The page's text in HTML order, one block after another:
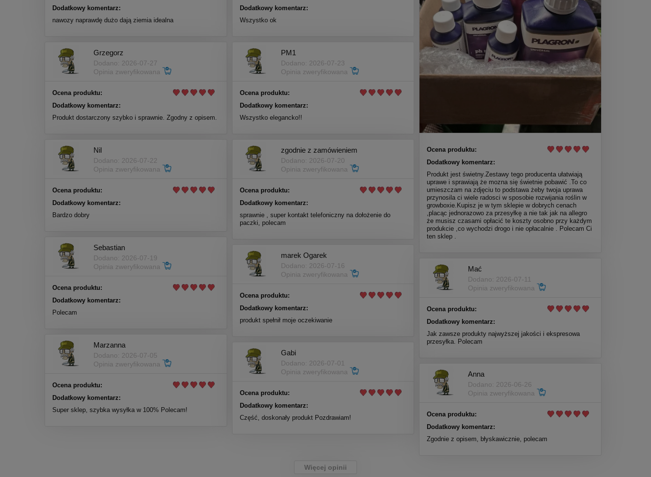
Ocena produktu:
Dodatkowy komentarz:
Produkt jest świetny.Zestawy tego producenta ułatwiają
uprawe i sprawiają że mozna się świetnie pobawić .To co
umieszczam na zdjęciu to podstawa żeby twoja uprawa
przynosila ci wiele radosci w sposobie rozwijania roślin w
growboxie.Kupisz je w tym sklepie w dobrych cenach
,placąc jednorazowo za przesyłkę a nie tak jak na allegro
że musisz czasami opłacić te koszty osobno przy każdym
produkcie ,co wychodzi drogo i nie opłacalnie . Polecam Ci
ten sklep .
Dodatkowy komentarz:
nawozy naprawdę dużo dają ziemia idealna
Dodatkowy komentarz:
Wszystko ok
Grzegorz
Dodano: 2026-07-27
Opinia zweryfikowana
Ocena produktu:
Dodatkowy komentarz:
Produkt dostarczony szybko i sprawnie. Zgodny z opisem.
PM1
Dodano: 2026-07-23
Opinia zweryfikowana
Ocena produktu:
Dodatkowy komentarz:
Wszystko elegancko!!
Nil
Dodano: 2026-07-22
Opinia zweryfikowana
Ocena produktu:
Dodatkowy komentarz:
Bardzo dobry
zgodnie z zamówieniem
Dodano: 2026-07-20
Opinia zweryfikowana
Ocena produktu:
Dodatkowy komentarz:
sprawnie , super kontakt telefoniczny na dołożenie do
paczki, polecam
Sebastian
Dodano: 2026-07-19
Opinia zweryfikowana
Ocena produktu:
Dodatkowy komentarz:
Polecam
marek Ogarek
Dodano: 2026-07-16
Opinia zweryfikowana
Ocena produktu:
Dodatkowy komentarz:
produkt spełnił moje oczekiwanie
Mać
Dodano: 2026-07-11
Opinia zweryfikowana
Ocena produktu:
Dodatkowy komentarz:
Jak zawsze produkty najwyższej jakości i ekspresowa
przesyłka. Polecam
Marzanna
Dodano: 2026-07-05
Opinia zweryfikowana
Ocena produktu:
Dodatkowy komentarz:
Super sklep, szybka wysyłka w 100% Polecam!
Gabi
Dodano: 2026-07-01
Opinia zweryfikowana
Ocena produktu:
Dodatkowy komentarz:
Część, doskonały produkt Pozdrawiam!
Anna
Dodano: 2026-06-26
Opinia zweryfikowana
Ocena produktu:
Dodatkowy komentarz:
Zgodnie z opisem, błyskawicznie, polecam
Więcej opinii